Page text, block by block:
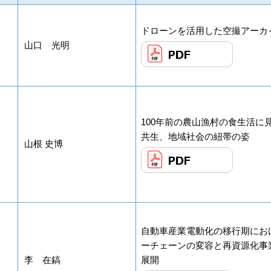
山口 光明
ドローンを活用した空撮アーカ
山根 史博
100年前の農山漁村の食生活に
共生、地域社会の紐帯の姿
李 在鎬
自動車産業電動化の移行期にお
ーチェーンの変容と再資源化事
展開